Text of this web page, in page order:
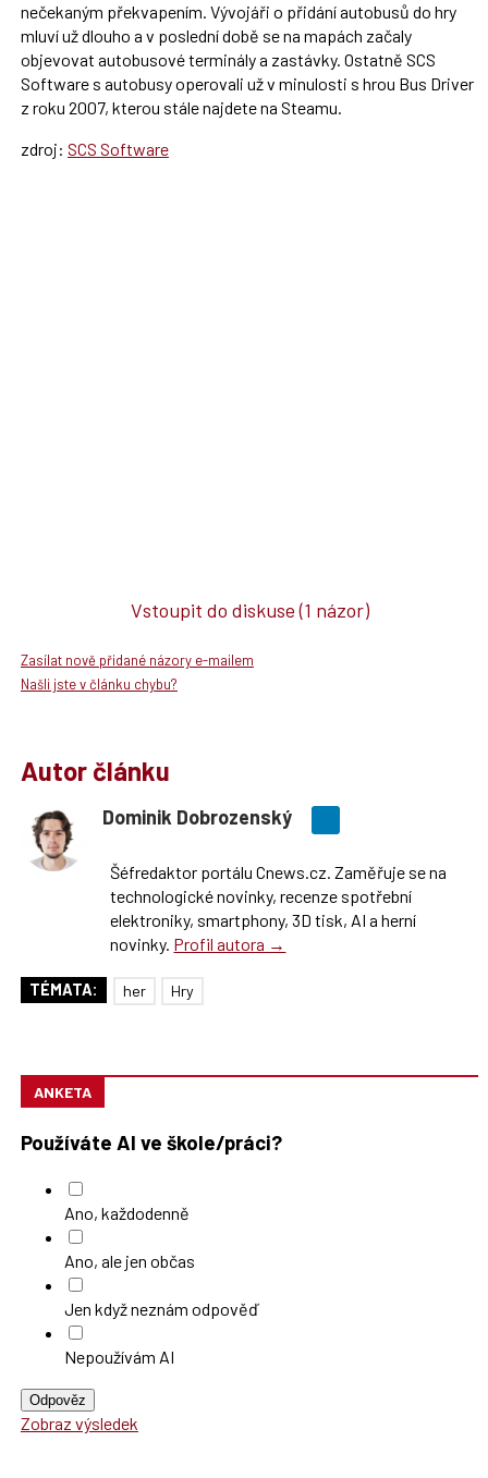
nečekaným překvapením. Vývojáři o přidání autobusů do hry
mluví už dlouho a v poslední době se na mapách začaly
objevovat autobusové terminály a zastávky. Ostatně SCS
Software s autobusy operovali už v minulosti s hrou Bus Driver
z roku 2007, kterou stále najdete na Steamu.
zdroj: SCS Software
Vstoupit do diskuse(1 názor)
Zasílat nově přidané názory e-mailem
Našli jste v článku chybu?
Autor článku
Dominik Dobrozenský
Šéfredaktor portálu Cnews.cz. Zaměřuje se na
technologické novinky, recenze spotřební
elektroniky, smartphony, 3D tisk, AI a herní
novinky. Profil autora →
TÉMATA: her Hry
ANKETA
Používáte AI ve škole/práci?
Ano, každodenně
Ano, ale jen občas
Jen když neznám odpověď
Nepoužívám AI
Odpověz
Zobraz výsledek